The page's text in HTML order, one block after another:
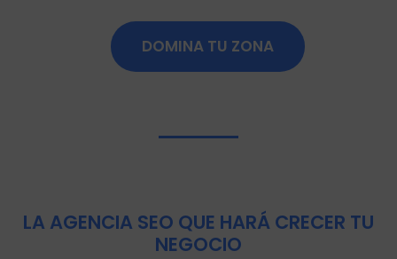
DOMINA TU ZONA
LA AGENCIA SEO QUE HARÁ CRECER TU
NEGOCIO